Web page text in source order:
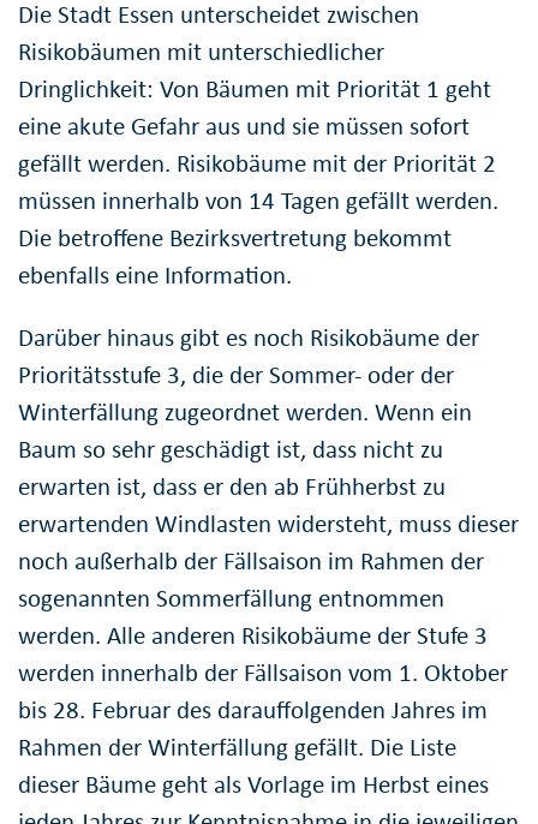
Die Stadt Essen unterscheidet zwischen
Risikobäumen mit unterschiedlicher
Dringlichkeit: Von Bäumen mit Priorität 1 geht
eine akute Gefahr aus und sie müssen sofort
gefällt werden. Risikobäume mit der Priorität 2
müssen innerhalb von 14 Tagen gefällt werden.
Die betroffene Bezirksvertretung bekommt
ebenfalls eine Information.
Darüber hinaus gibt es noch Risikobäume der
Prioritätsstufe 3, die der Sommer- oder der
Winterfällung zugeordnet werden. Wenn ein
Baum so sehr geschädigt ist, dass nicht zu
erwarten ist, dass er den ab Frühherbst zu
erwartenden Windlasten widersteht, muss dieser
noch außerhalb der Fällsaison im Rahmen der
sogenannten Sommerfällung entnommen
werden. Alle anderen Risikobäume der Stufe 3
werden innerhalb der Fällsaison vom 1. Oktober
bis 28. Februar des darauffolgenden Jahres im
Rahmen der Winterfällung gefällt. Die Liste
dieser Bäume geht als Vorlage im Herbst eines